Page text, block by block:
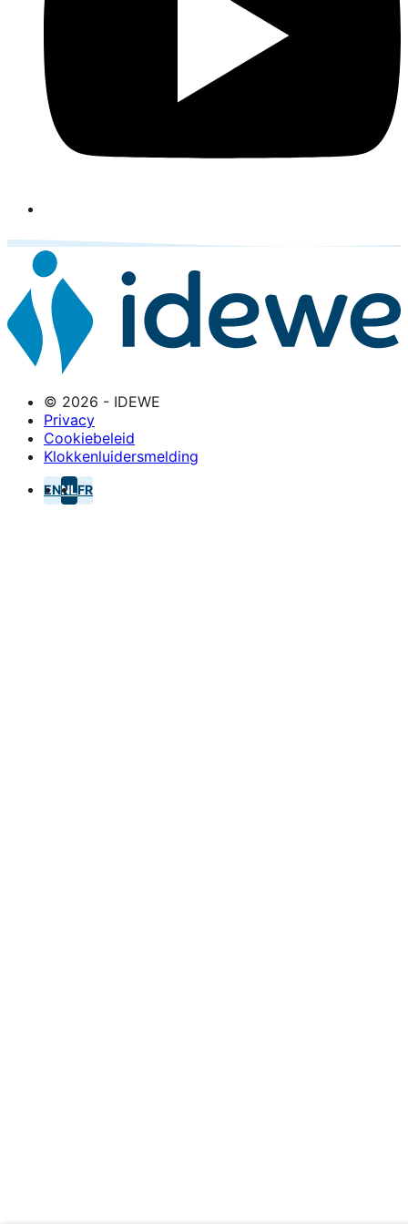
© 2026 - IDEWE
Privacy
Cookiebeleid
Klokkenluidersmelding
ENNLFR